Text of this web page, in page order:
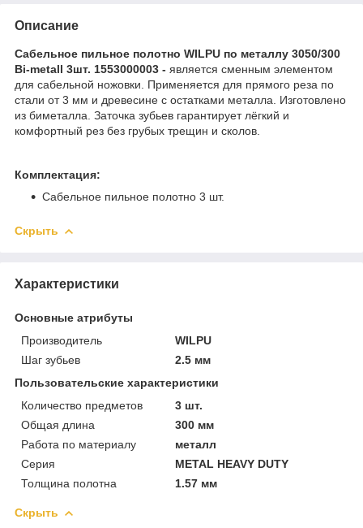
Описание
Сабельное пильное полотно WILPU по металлу 3050/300
Bi-metall 3шт. 1553000003 - является сменным элементом
для сабельной ножовки. Применяется для прямого реза по
стали от 3 мм и древесине с остатками металла. Изготовлено
из биметалла. Заточка зубьев гарантирует лёгкий и
комфортный рез без грубых трещин и сколов.
Комплектация:
Сабельное пильное полотно 3 шт.
Скрыть
Характеристики
Основные атрибуты
Производитель
WILPU
Шаг зубьев
2.5 мм
Пользовательские характеристики
Количество предметов
3 шт.
Общая длина
300 мм
Работа по материалу
металл
Серия
METAL HEAVY DUTY
Толщина полотна
1.57 мм
Скрыть